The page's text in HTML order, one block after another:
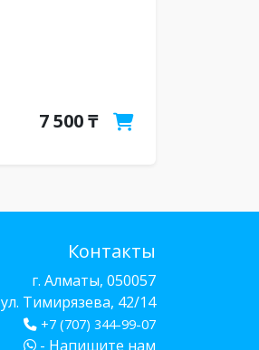
7 500 ₸
Контакты
г. Алматы, 050057
ул. Тимирязева, 42/14
+7 (707) 344-99-07
- Напишите нам